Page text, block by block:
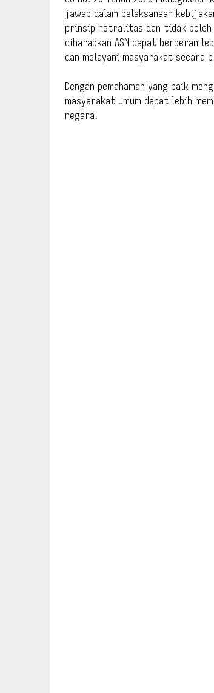
jawab dalam pelaksanaan
prinsip netralitas dan tidak boleh
diharapkan ASN dapat berperan
dan melayani masyarakat secara
Dengan pemahaman yang baik
masyarakat umum dapat lebih
negara.